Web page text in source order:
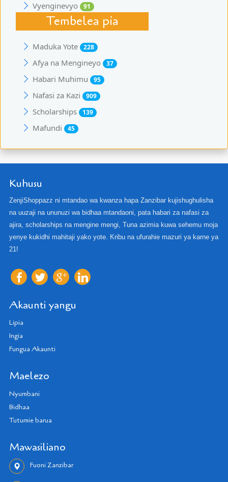
Vyenginevyo 91
Tembelea pia
Maduka Yote 228
Afya na Mengineyo 37
Habari Muhimu 95
Nafasi za Kazi 909
Scholarships 139
Mafundi 45
Kuhusu
ZenjiShoppazz ni mtandao wa kwanza hapa Zanzibar kujishughulisha
na uuzaji na ununuzi wa bidhaa mtandaoni, pata habari za nafasi za
ajira, scholarships na mengine mengi, Tuna azimia kuwa sehemu moja
yenye kukidhi mahitaji yako yote. Kribu na ufurahie mazuri ya karne ya
21!
Akaunti yangu
Lipia
Ingia
Fungua Akaunti
Maelezo
Nyumbani
Bidhaa
Tutumie barua
Mawasiliano
Fuoni Zanzibar